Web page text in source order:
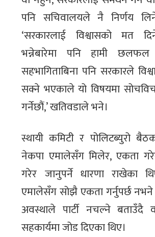
पनि सचिवालयले नै निर्णय
‘सरकारलाई विश्वासको मत
भन्नेबारेमा पनि हामी छलफल
सहभागिताबिना पनि सरकारले
सक्ने भएकाले यो विषयमा
गर्नेछौं,’ खतिवडाले भने।
स्थायी कमिटी र पोलिटब्युरो
नेकपा एमालेसँग मिलेर, एकता
गरेर जानुपर्ने धारणा राखेका
एमालेसँग सोझै एकता गर्नुपर्छ
अवस्थाले पार्टी नचल्ने बताउँदै
सहकार्यमा जोड दिएका थिए।